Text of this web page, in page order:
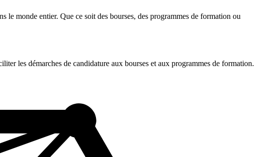
monde entier. Que ce soit des bourses, des programmes de formation ou
les démarches de candidature aux bourses et aux programmes de formation.